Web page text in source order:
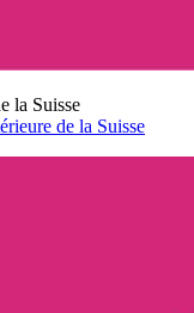
la Suisse
de la Suisse